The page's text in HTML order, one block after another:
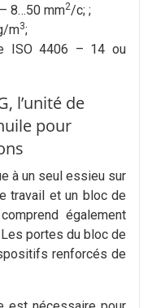
8…50 mm2/с; ;
m3;
ISO 4406 – 14 ou
l’unité de
pour
à un seul essieu sur
travail et un bloc de
également
portes du bloc de
renforcés de